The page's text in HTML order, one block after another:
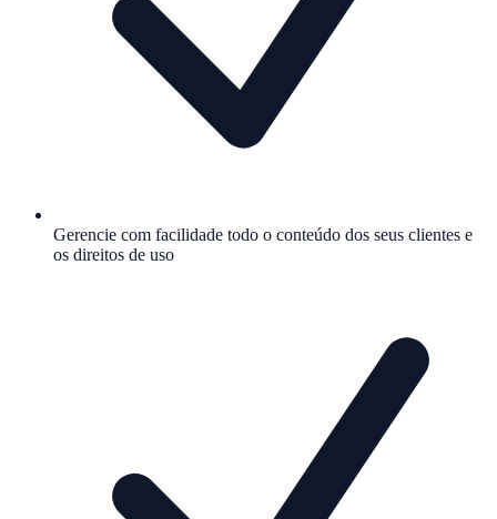
Gerencie com facilidade todo o conteúdo dos seus clientes e
os direitos de uso